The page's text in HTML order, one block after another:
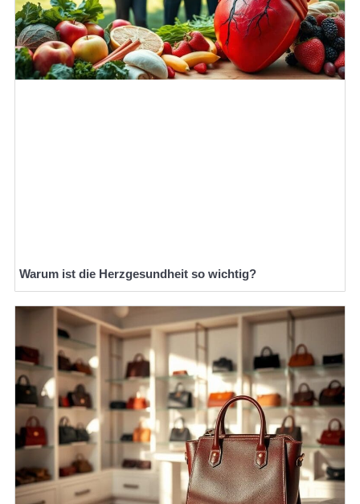
Warum ist die Herzgesundheit so wichtig?